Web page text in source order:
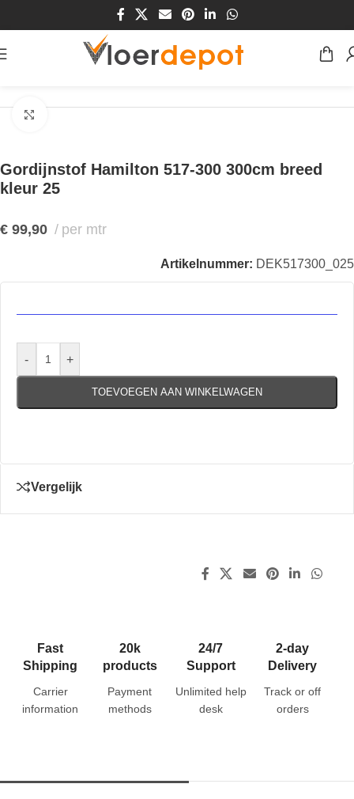
Gordijnstof Hamilton 517-300 300cm breed
kleur 25
€ 99,90 per mtr
Artikelnummer: DEK517300_025
- +
TOEVOEGEN AAN WINKELWAGEN
Vergelijk
Fast
Shipping
Carrier
information
20k
products
Payment
methods
24/7
Support
Unlimited help
desk
2-day
Delivery
Track or off
orders